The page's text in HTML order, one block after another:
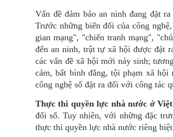
Vấn đề đảm bảo an ninh đang đặt
Trước những biến đổi của công
gian mạng", "chiến tranh mạng",
đến an ninh, trật tự xã hội được đặt
các vấn đề xã hội mới nảy sinh;
cảm, bất bình đẳng, tội phạm xã
công nghệ số đặt ra đối với công tác
Thực thi quyền lực nhà nước ở
đổi số. Tuy nhiên, với những đặc
thực thi quyền lực nhà nước riêng